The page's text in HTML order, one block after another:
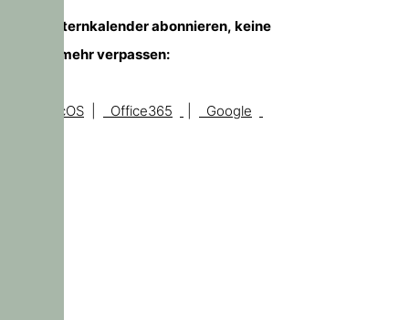
Elternkalender abonnieren, keine
Temine mehr verpassen:
iOS, macOS Office365 Google